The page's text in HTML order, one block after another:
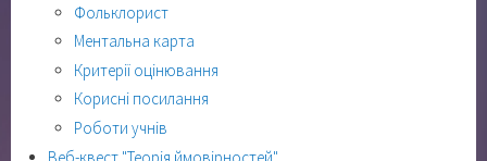
Фольклорист
Ментальна карта
Критерії оцінювання
Корисні посилання
Роботи учнів
Веб-квест "Теорія ймовірностей"